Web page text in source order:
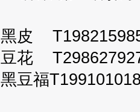
黑皮
豆花
黑豆福